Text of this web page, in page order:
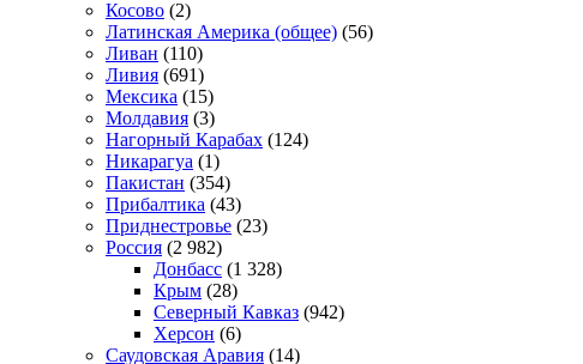
Косово (2)
Латинская Америка (общее) (56)
Ливан (110)
Ливия (691)
Мексика (15)
Молдавия (3)
Нагорный Карабах (124)
Никарагуа (1)
Пакистан (354)
Прибалтика (43)
Приднестровье (23)
Россия (2 982)
Донбасс (1 328)
Крым (28)
Северный Кавказ (942)
Херсон (6)
Саудовская Аравия (14)